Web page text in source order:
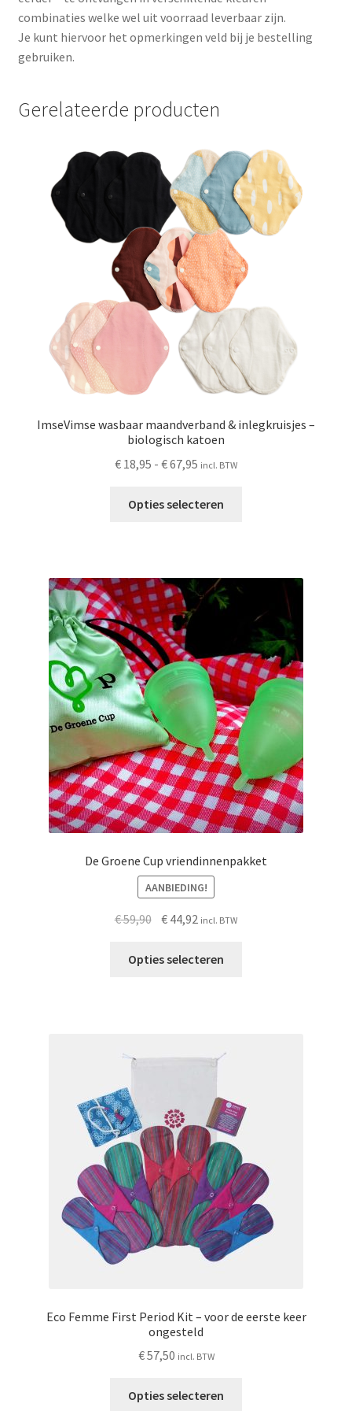
combinaties welke wel uit voorraad leverbaar zijn.
Je kunt hiervoor het opmerkingen veld bij je bestelling
gebruiken.
Gerelateerde producten
ImseVimse wasbaar maandverband & inlegkruisjes –
biologisch katoen
€ 18,95 - €67,95 Prijsklasse:
tot
incl. BTW
Opties selecteren
variaties.
optie
kan
gekozen
worden
op
de
productpagina
De Groene Cup vriendinnenpakket
AANBIEDING!
€59,90 Oorspronkelijke
was:
€ 44,92 Huidige
is:
incl. BTW
Opties selecteren
Eco Femme First Period Kit – voor de eerste keer
ongesteld
€57,50 incl. BTW
Opties selecteren